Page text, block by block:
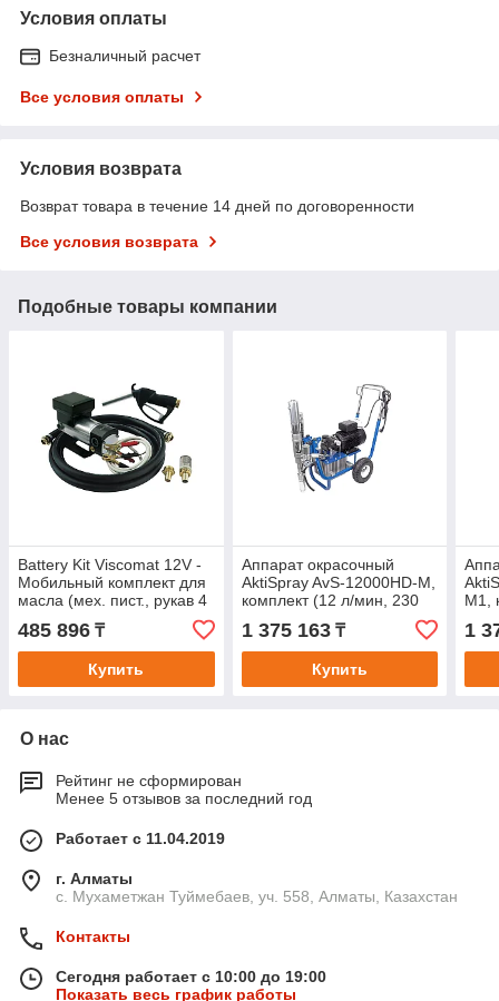
Условия оплаты
Безналичный расчет
Все условия оплаты
Условия возврата
Возврат товара в течение 14 дней по договоренности
Все условия возврата
Подобные товары компании
Battery Kit Viscomat 12V -
Мобильный комплект для
масла (мех. пист., рукав 4
485 896 ₸
Купить
Аппарат окрасочный
AktiSpray AvS-12000HD-M,
комплект (12 л/мин, 230
1 375 163₸
Купить
M1,
1
О нас
Рейтинг не сформирован
Менее 5 отзывов за последний год
Работает с 11.04.2019
г. Алматы
с. Мухаметжан Туймебаев, уч. 558, Алматы, Казахстан
Контакты
Сегодня работает с 10:00 до 19:00
Показать весь график работы